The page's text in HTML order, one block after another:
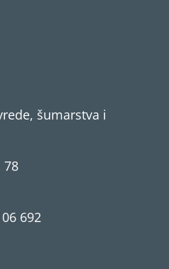
šumarstva i
78
692